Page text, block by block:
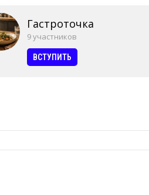
Гастроточка
9 участников
ВСТУПИТЬ